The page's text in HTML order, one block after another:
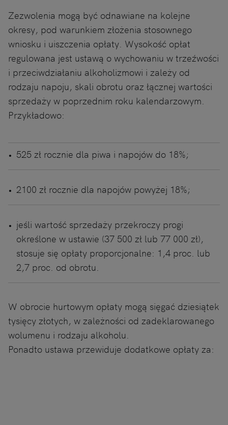
Zezwolenia mogą być odnawiane na kolejne
okresy, pod warunkiem złożenia stosownego
wniosku i uiszczenia opłaty. Wysokość opłat
regulowana jest ustawą o wychowaniu w trzeźwości
i przeciwdziałaniu alkoholizmowi i zależy od
rodzaju napoju, skali obrotu oraz łącznej wartości
sprzedaży w poprzednim roku kalendarzowym.
Przykładowo:
525 zł rocznie dla piwa i napojów do 18%;
2100 zł rocznie dla napojów powyżej 18%;
jeśli wartość sprzedaży przekroczy progi
określone w ustawie (37 500 zł lub 77 000 zł),
stosuje się opłaty proporcjonalne: 1,4 proc. lub
2,7 proc. od obrotu.
W obrocie hurtowym opłaty mogą sięgać dziesiątek
tysięcy złotych, w zależności od zadeklarowanego
wolumenu i rodzaju alkoholu.
Ponadto ustawa przewiduje dodatkowe opłaty za: